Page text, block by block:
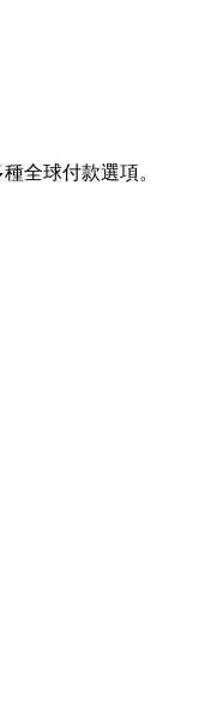
全球付款選項。